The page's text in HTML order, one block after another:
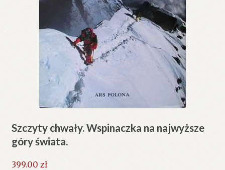
Szczyty chwały. Wspinaczka na najwyższe
góry świata.
399.00 zł